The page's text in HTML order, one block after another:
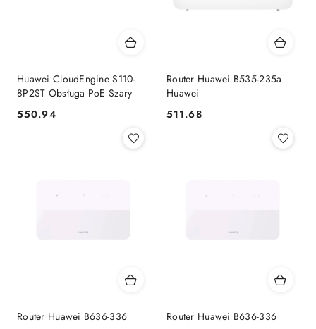
Huawei CloudEngine S110-
8P2ST Obsługa PoE Szary
Cena:
550.94
Router Huawei B535-235a
Huawei
Cena:
511.68
Router Huawei B636-336 Router Huawei B636-336